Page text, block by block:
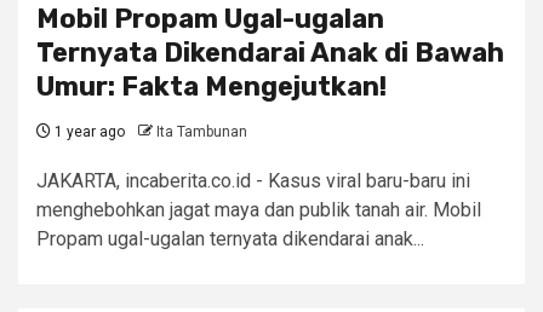
Mobil Propam Ugal-ugalan
Ternyata Dikendarai Anak di Bawah
Umur: Fakta Mengejutkan!
1 year ago Ita Tambunan
JAKARTA, incaberita.co.id - Kasus viral baru-baru ini
menghebohkan jagat maya dan publik tanah air. Mobil
Propam ugal-ugalan ternyata dikendarai anak...